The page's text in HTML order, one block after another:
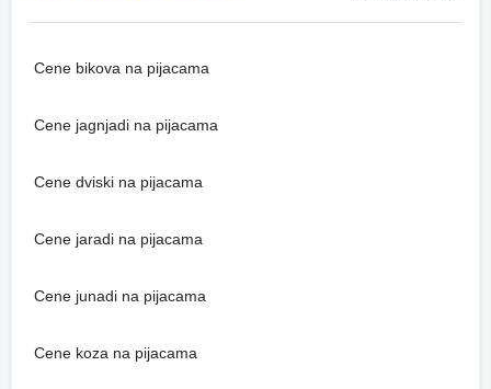
Cene bikova na pijacama
Cene jagnjadi na pijacama
Cene dviski na pijacama
Cene jaradi na pijacama
Cene junadi na pijacama
Cene koza na pijacama